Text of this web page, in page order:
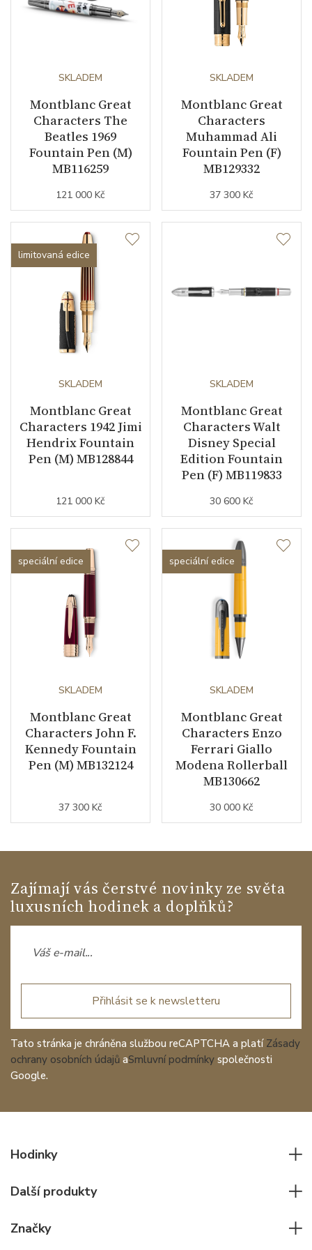
SKLADEM
Montblanc Great
Characters The
Beatles 1969
Fountain Pen (M)
MB116259
121 000 Kč
SKLADEM
Montblanc Great
Characters
Muhammad Ali
Fountain Pen (F)
MB129332
37 300 Kč
limitovaná edice
SKLADEM
Montblanc Great
Characters 1942 Jimi
Hendrix Fountain
Pen (M) MB128844
121 000 Kč
SKLADEM
Montblanc Great
Characters Walt
Disney Special
Edition Fountain
Pen (F) MB119833
30 600 Kč
speciální edice
SKLADEM
Montblanc Great
Characters John F.
Kennedy Fountain
Pen (M) MB132124
37 300 Kč
speciální edice
SKLADEM
Montblanc Great
Characters Enzo
Ferrari Giallo
Modena Rollerball
MB130662
30 000 Kč
Zajímají vás čerstvé novinky ze světa
luxusních hodinek a doplňků?
Přihlásit se k newsletteru
Tato stránka je chráněna službou reCAPTCHA a platí Zásady
ochrany osobních údajů aSmluvní podmínky společnosti
Google.
Hodinky
Dámské hodinky
Další produkty
Značky